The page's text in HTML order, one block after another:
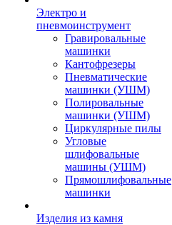
Электро и
пневмоинструмент
Гравировальные
машинки
Кантофрезеры
Пневматические
машинки (УШМ)
Полировальные
машинки (УШМ)
Циркулярные пилы
Угловые
шлифовальные
машины (УШМ)
Прямошлифовальные
машинки
Изделия из камня